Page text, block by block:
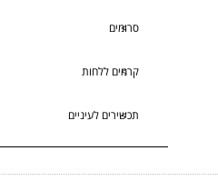
סרומים
קרמים ללחות
תכשירים לעיניים